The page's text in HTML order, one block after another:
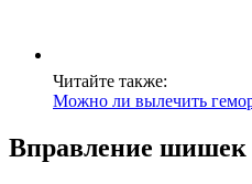
Читайте также:
Можно ли вылечить
Вправление шишек